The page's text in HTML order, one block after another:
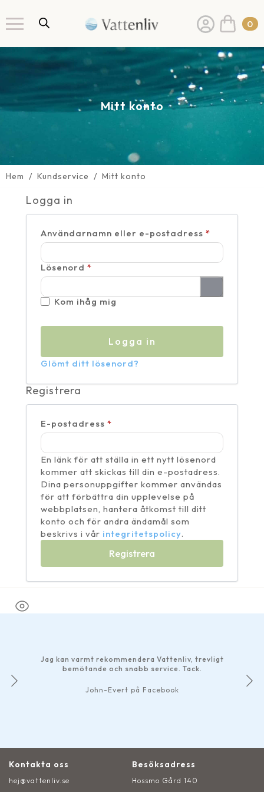
0
Mitt konto
Hem Kundservice Mitt konto
Logga in
Användarnamn eller e-postadress *
Lösenord *Obligatoriskt
Kom ihåg mig
Logga in
Glömt ditt lösenord?
Registrera
E-postadress *
En länk för att ställa in ett nytt lösenord
kommer att skickas till din e-postadress.
Dina personuppgifter kommer användas
för att förbättra din upplevelse på
webbplatsen, hantera åtkomst till ditt
konto och för andra ändamål som
beskrivs i vår integritetspolicy.
Registrera
Jag kan varmt rekommendera Vattenliv, trevligt
bemötande och snabb service. Tack.
John-Evert på Facebook
Kontakta oss
hej@vattenliv.se
Besöksadress
Hossmo Gård 140